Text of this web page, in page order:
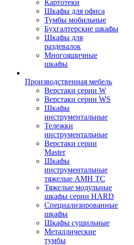
Картотеки
Шкафы для офиса
Тумбы мобильные
Бухгалтерские шкафы
Шкафы для
раздевалок
Многоящичные
шкафы
Производственная мебель
Верстаки серии W
Верстаки серии WS
Шкафы
инструментальные
Тележки
инструментальные
Верстаки серии
Master
Шкафы
инструментальные
тяжелые AMH TC
Тяжелые модульные
шкафы серии HARD
Cпециализированные
шкафы
Шкафы сушильные
Металлические
тумбы